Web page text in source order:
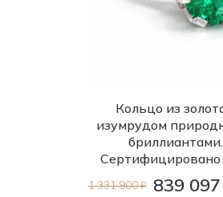
Кольцо из
изумрудом
бриллиантами.
1 331 900 ₽ 839